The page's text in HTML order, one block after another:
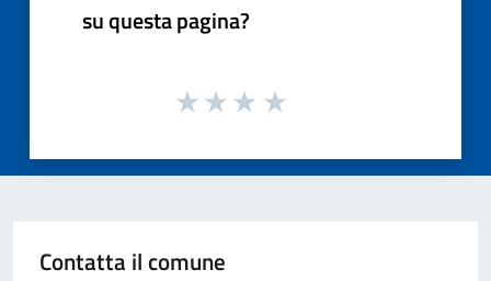
su questa pagina?
Contatta il comune